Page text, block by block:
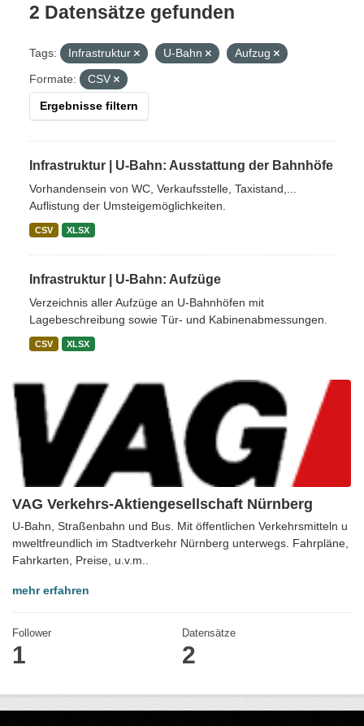
VAG Verkehrs-Aktiengesellschaft Nürnberg
U-Bahn, Straßenbahn und Bus. Mit öffentlichen Verkehrsmitteln u
mweltfreundlich im Stadtverkehr Nürnberg unterwegs. Fahrpläne,
Fahrkarten, Preise, u.v.m..
mehr erfahren
Follower
1
Datensätze
2
2 Datensätze gefunden
Tags: Infrastruktur U-Bahn
Aufzug
Formate:
CSV
Ergebnisse filtern
Infrastruktur | U-Bahn: Ausstattung der Bahnhöfe
Vorhandensein von WC, Verkaufsstelle, Taxistand,...
Auflistung der Umsteigemöglichkeiten.
CSV XLSX
Infrastruktur | U-Bahn: Aufzüge
Verzeichnis aller Aufzüge an U-Bahnhöfen mit
Lagebeschreibung sowie Tür- und Kabinenabmessungen.
CSV XLSX